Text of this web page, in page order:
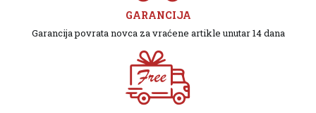
GARANCIJA
Garancija povrata novca za vraćene artikle unutar 14 dana